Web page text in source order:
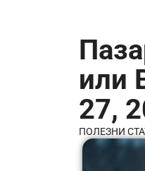
или
27,
ПОЛЕЗНИ